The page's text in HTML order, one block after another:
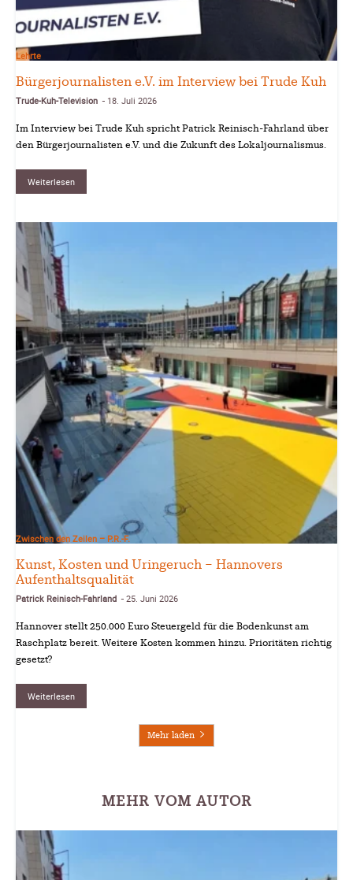
Lehrte
Bürgerjournalisten e.V. im Interview bei Trude Kuh
Trude-Kuh-Television - 18. Juli 2026
Im Interview bei Trude Kuh spricht Patrick Reinisch-Fahrland über
den Bürgerjournalisten e.V. und die Zukunft des Lokaljournalismus.
Weiterlesen
Zwischen den Zeilen – P.R.-F.
Kunst, Kosten und Uringeruch – Hannovers
Aufenthaltsqualität
Patrick Reinisch-Fahrland - 25. Juni 2026
Hannover stellt 250.000 Euro Steuergeld für die Bodenkunst am
Raschplatz bereit. Weitere Kosten kommen hinzu. Prioritäten richtig
gesetzt?
Weiterlesen
Mehr laden
MEHR VOM AUTOR